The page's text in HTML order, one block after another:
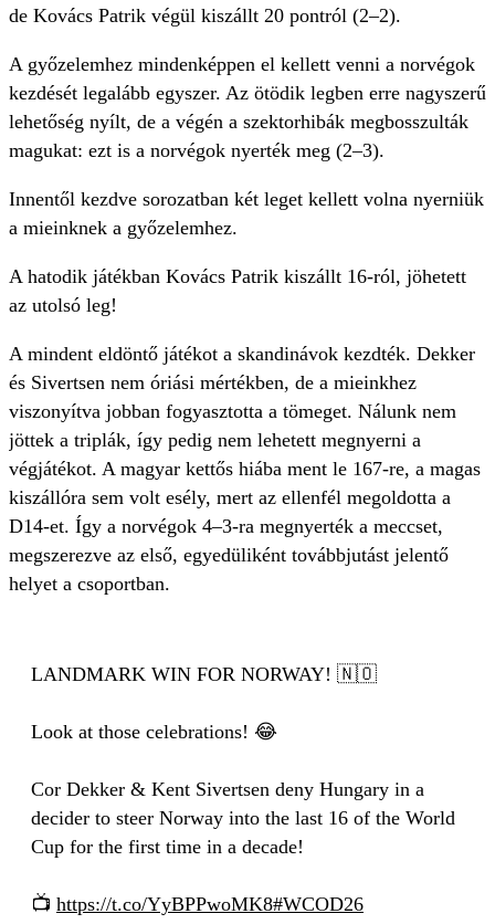
de Kovács Patrik végül kiszállt 20 pontról (2–2).
A győzelemhez mindenképpen el kellett venni a norvégok
kezdését legalább egyszer. Az ötödik legben erre nagyszerű
lehetőség nyílt, de a végén a szektorhibák megbosszulták
magukat: ezt is a norvégok nyerték meg (2–3).
Innentől kezdve sorozatban két leget kellett volna nyerniük
a mieinknek a győzelemhez.
A hatodik játékban Kovács Patrik kiszállt 16-ról, jöhetett
az utolsó leg!
A mindent eldöntő játékot a skandinávok kezdték. Dekker
és Sivertsen nem óriási mértékben, de a mieinkhez
viszonyítva jobban fogyasztotta a tömeget. Nálunk nem
jöttek a triplák, így pedig nem lehetett megnyerni a
végjátékot. A magyar kettős hiába ment le 167-re, a magas
kiszállóra sem volt esély, mert az ellenfél megoldotta a
D14-et. Így a norvégok 4–3-ra megnyerték a meccset,
megszerezve az első, egyedüliként továbbjutást jelentő
helyet a csoportban.
LANDMARK WIN FOR NORWAY! 🇳🇴
Look at those celebrations! 😂
Cor Dekker & Kent Sivertsen deny Hungary in a
decider to steer Norway into the last 16 of the World
Cup for the first time in a decade!
📺 https://t.co/YyBPPwoMK8#WCOD26